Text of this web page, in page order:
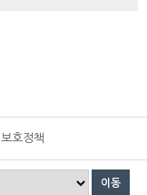
하여는 아래의 사유로
합니다.
하셔야 합니다.
는 경우 관계법령에서
호정책